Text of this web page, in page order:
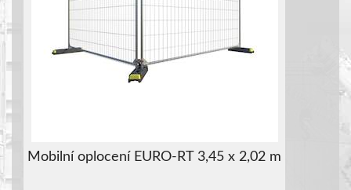
Mobilní oplocení EURO-RT 3,45 x 2,02 m